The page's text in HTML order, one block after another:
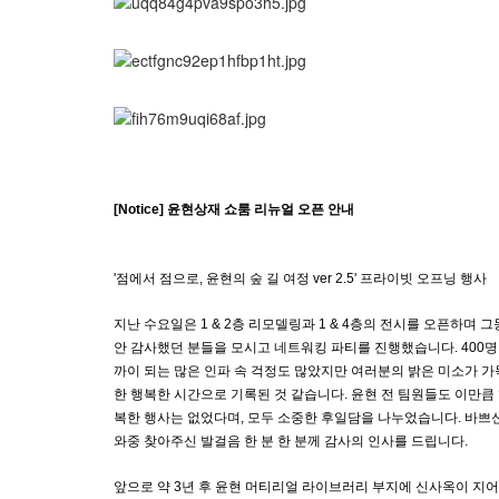
[Notice] 윤현상재 쇼룸 리뉴얼 오픈 안내
'점에서 점으로, 윤현의 숲 길 여정 ver 2.5' 프라이빗 오프닝 행사
지난 수요일은 1 & 2층 리모델링과 1 & 4층의 전시를 오픈하며 그
안 감사했던 분들을 모시고 네트워킹 파티를 진행했습니다. 400
까이 되는 많은 인파 속 걱정도 많았지만 여러분의 밝은 미소가 가
한 행복한 시간으로 기록된 것 같습니다. 윤현 전 팀원들도 이만큼
복한 행사는 없었다며, 모두 소중한 후일담을 나누었습니다. 바쁘
와중 찾아주신 발걸음 한 분 한 분께 감사의 인사를 드립니다.
앞으로 약 3년 후 윤현 머티리얼 라이브러리 부지에 신사옥이 지